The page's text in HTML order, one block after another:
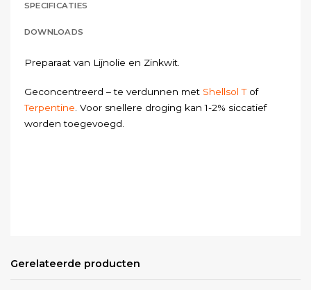
SPECIFICATIES
DOWNLOADS
Preparaat van Lijnolie en Zinkwit.
Geconcentreerd – te verdunnen met Shellsol Tof
Terpentine. Voor snellere droging kan 1-2% siccatief
worden toegevoegd.
Gerelateerde producten